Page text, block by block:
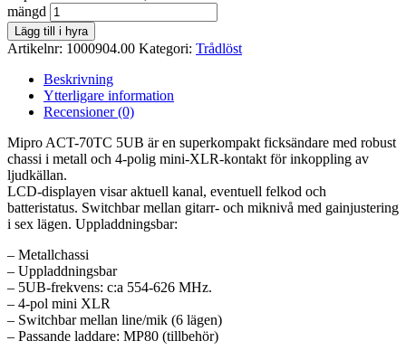
mängd
Lägg till i hyra
Artikelnr: 1000904.00 Kategori: Trådlöst
Beskrivning
Ytterligare information
Recensioner (0)
Mipro ACT-70TC 5UB är en superkompakt ficksändare med robust
chassi i metall och 4-polig mini-XLR-kontakt för inkoppling av
ljudkällan.
LCD-displayen visar aktuell kanal, eventuell felkod och
batteristatus. Switchbar mellan gitarr- och miknivå med gainjustering
i sex lägen. Uppladdningsbar:
– Metallchassi
– Uppladdningsbar
– 5UB-frekvens: c:a 554-626 MHz.
– 4-pol mini XLR
– Switchbar mellan line/mik (6 lägen)
– Passande laddare: MP80 (tillbehör)